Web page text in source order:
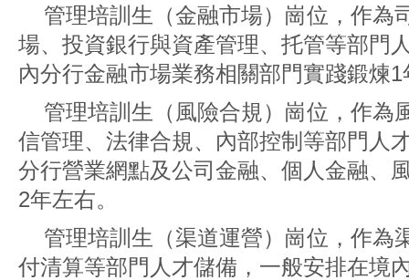
管理培訓生（金融市場）崗位，作為
場、投資銀行與資產管理、托管等部門
內分行金融市場業務相關部門實踐鍛煉
管理培訓生（風險合規）崗位，作為
信管理、法律合規、內部控制等部門人
分行營業網點及公司金融、個人金融、
2年左右。
管理培訓生（渠道運營）崗位，作為
付清算等部門人才儲備，一般安排在境